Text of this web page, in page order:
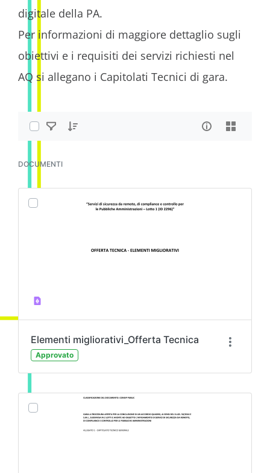
digitale della PA.
Per informazioni di maggiore dettaglio sugli
obiettivi e i requisiti dei servizi richiesti nel
AQ si allegano i Capitolati Tecnici di gara.
DOCUMENTI
Elementi migliorativi_Offerta Tecnica
Approvato